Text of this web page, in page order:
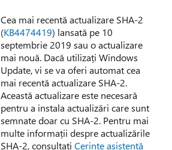
Cea mai recentă actualizare SHA-2
(KB4474419) lansată pe 10
septembrie 2019 sau o actualizare
mai nouă. Dacă utilizați Windows
Update, vi se va oferi automat cea
mai recentă actualizare SHA-2.
Această actualizare este necesară
pentru a instala actualizări care sunt
semnate doar cu SHA-2. Pentru mai
multe informații despre actualizările
SHA-2, consultațiCerințe asistență